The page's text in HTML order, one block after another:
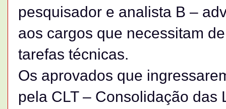
pesquisador e analista B –
aos cargos que necessitam
tarefas técnicas.
Os aprovados que
pela CLT – Consolidação das